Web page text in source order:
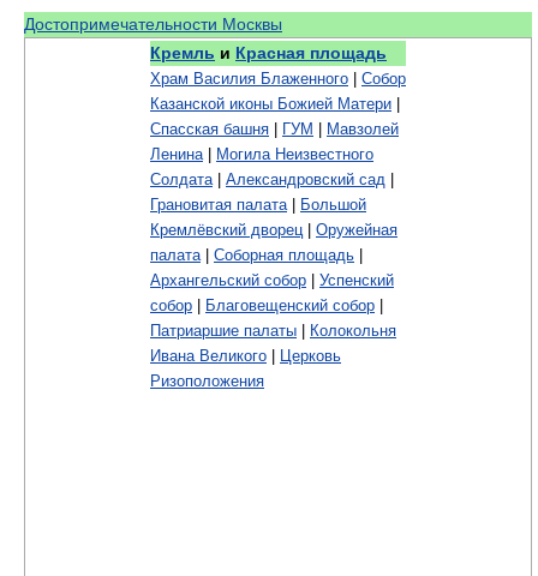
Достопримечательности Москвы
Кремль и Красная площадь
Храм Василия Блаженного | Собор
Казанской иконы Божией Матери |
Спасская башня | ГУМ | Мавзолей
Ленина | Могила Неизвестного
Солдата | Александровский сад |
Грановитая палата | Большой
Кремлёвский дворец | Оружейная
палата | Соборная площадь |
Архангельский собор | Успенский
собор | Благовещенский собор |
Патриаршие палаты | Колокольня
Ивана Великого | Церковь
Ризоположения